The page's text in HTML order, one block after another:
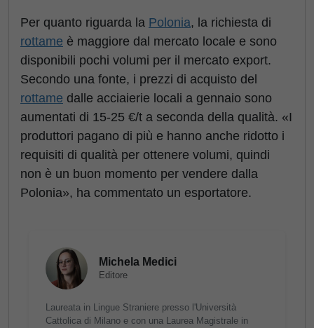
Per quanto riguarda la Polonia, la richiesta di
rottame è maggiore dal mercato locale e sono
disponibili pochi volumi per il mercato export.
Secondo una fonte, i prezzi di acquisto del
rottame dalle acciaierie locali a gennaio sono
aumentati di 15-25 €/t a seconda della qualità. «I
produttori pagano di più e hanno anche ridotto i
requisiti di qualità per ottenere volumi, quindi
non è un buon momento per vendere dalla
Polonia», ha commentato un esportatore.
Michela Medici
Editore
Laureata in Lingue Straniere presso l'Università
Cattolica di Milano e con una Laurea Magistrale in